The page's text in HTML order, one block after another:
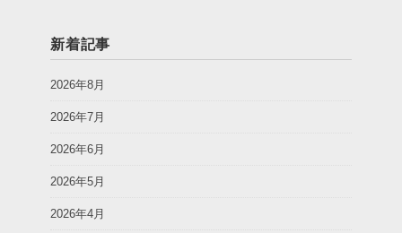
新着記事
2026年8月
2026年7月
2026年6月
2026年5月
2026年4月